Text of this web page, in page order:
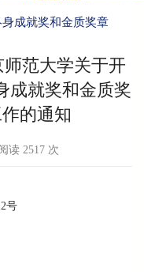
成就奖和金质奖章
师范大学关于开
成就奖和金质奖
的通知
读 2517 次
号